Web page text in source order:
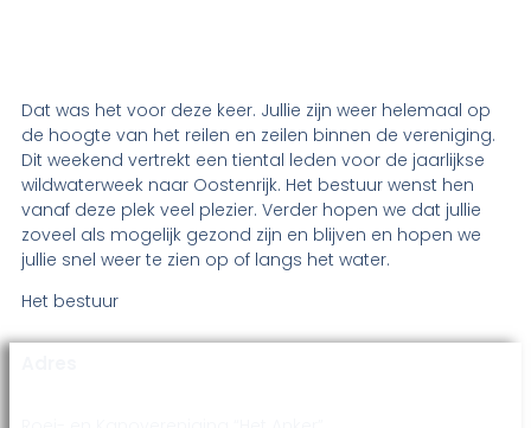
Dat was het voor deze keer. Jullie zijn weer helemaal op
de hoogte van het reilen en zeilen binnen de vereniging.
Dit weekend vertrekt een tiental leden voor de jaarlijkse
wildwaterweek naar Oostenrijk. Het bestuur wenst hen
vanaf deze plek veel plezier. Verder hopen we dat jullie
zoveel als mogelijk gezond zijn en blijven en hopen we
jullie snel weer te zien op of langs het water.
Het bestuur